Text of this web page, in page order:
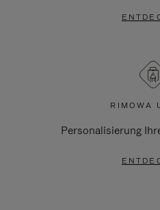
RIMOWA
Personalisierung